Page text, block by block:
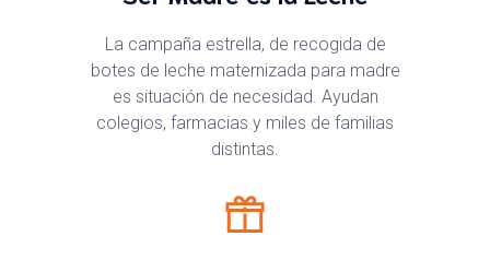
La campaña estrella, de recogida de
botes de leche maternizada para madre
es situación de necesidad. Ayudan
colegios, farmacias y miles de familias
distintas.